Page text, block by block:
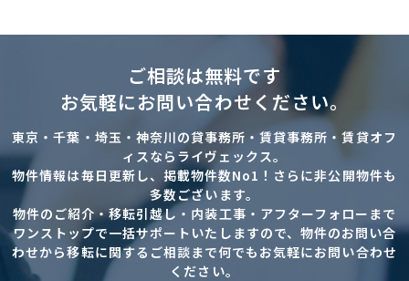
ご相談は無料です
お気軽にお問い合わせください。
東京・千葉・埼玉・神奈川の貸事務所・賃貸事務所・賃貸オフ
ィスならライヴェックス。
物件情報は毎日更新し、掲載物件数No1！さらに非公開物件も
多数ございます。
物件のご紹介・移転引越し・内装工事・アフターフォローまで
ワンストップで一括サポートいたしますので、物件のお問い合
わせから移転に関するご相談まで何でもお気軽にお問い合わせ
ください。